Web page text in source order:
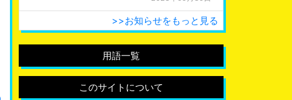
>>お知らせをもっと見る
用語一覧
このサイトについて